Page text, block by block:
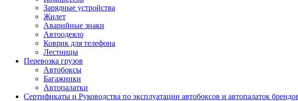
Зарядные устройства
Жилет
Аварийные знаки
Автоодеяло
Коврик для телефона
Лестницы
Перевозка грузов
Автобоксы
Багажники
Автопалатки
Сертификаты и Руководства по эксплуатации автобоксов и автопалаток